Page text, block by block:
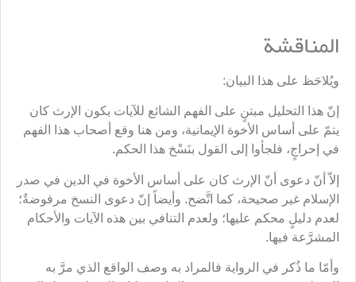
المناقشة
ويُلاحَظ على هذا البيان:
إنّ هذا التحليل مبتنٍ على الفهم الشائع للآيات بكون الإرث كان
يتمّ على أساس الأخوة الإيمانية، ومن هنا وقع أصحاب هذا الفهم
في إحراجٍ، فلجأوا إلى القول بنَسْخ هذا الحكم.
إلاّ أنّ دعوى أنّ الإرث كان على أساس الأخوة في الدين في صدر
الإسلام غير صحيحة، كما اتَّضح. وأيضاً إنّ دعوى النسخ مرفوضةٌ؛
لعدم دليلٍ محكم عليها؛ ولعدم التنافي بين هذه الآيات والأحكام
المشرَّعة فيها.
وأمّا ما ذُكر في الرواية فالمراد به وصف الواقع الذي مرَّ به